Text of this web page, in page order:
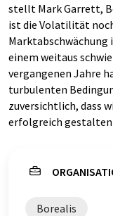
stellt Mark Garrett,
ist die Volatilität
einem weitaus
vergangenen Jahre
turbulenten
zuversichtlich, dass
erfolgreich gestalten
Borealis